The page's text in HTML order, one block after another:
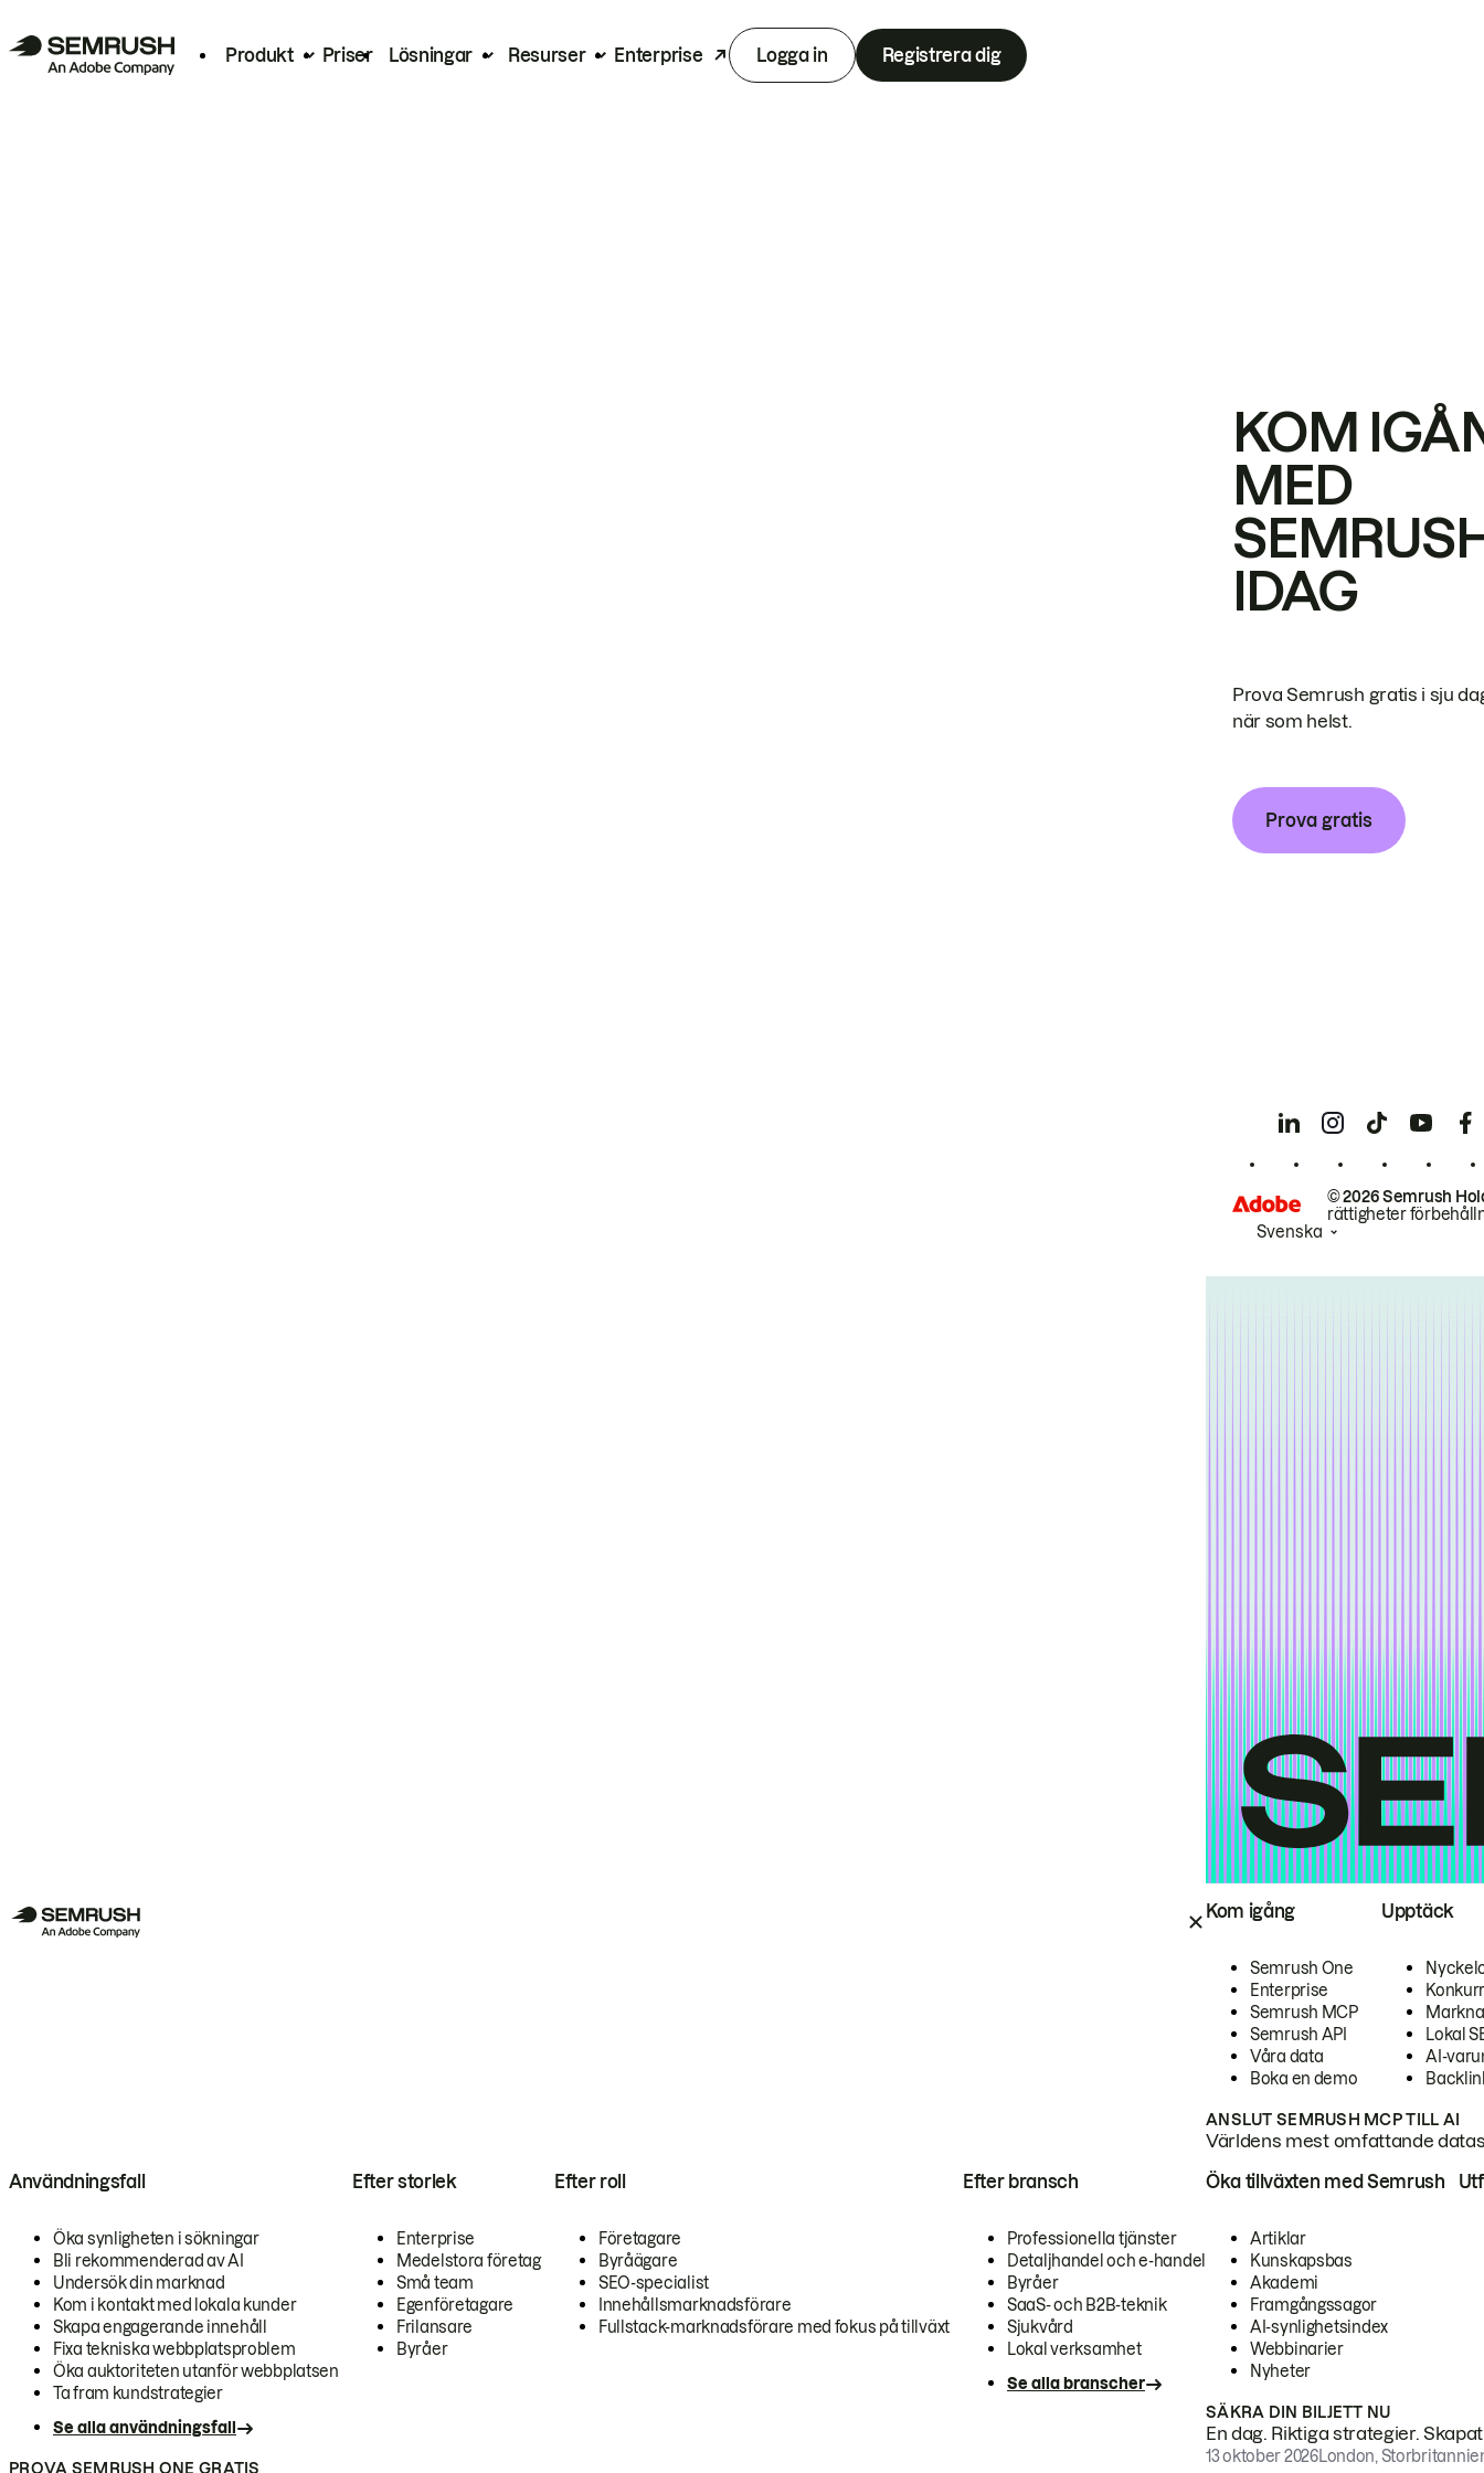
Produkt Priser Lösningar Resurser Enterprise Logga in Registrera dig
Kom igång
Semrush One
Enterprise
Semrush MCP
Semrush API
Våra data
Boka en demo
Upptäck
Lokal
AI-
ANSLUT SEMRUSH MCP TILL AI
Världens mest omfattande
Användningsfall
Öka synligheten i sökningar
Bli rekommenderad av AI
Undersök din marknad
Kom i kontakt med lokala kunder
Skapa engagerande innehåll
Fixa tekniska webbplatsproblem
Öka auktoriteten utanför webbplatsen
Ta fram kundstrategier
Se alla användningsfall
Efter storlek
Enterprise
Medelstora företag
Små team
Egenföretagare
Frilansare
Byråer
Efter roll
Företagare
Byråägare
SEO-specialist
Innehållsmarknadsförare
Fullstack-marknadsförare med fokus på tillväxt
Efter bransch
Professionella tjänster
Detaljhandel och e-handel
Byråer
SaaS- och B2B-teknik
Sjukvård
Lokal verksamhet
Se alla branscher
PROVA SEMRUSH ONE GRATIS
Öka tillväxten med Semrush
Artiklar
Kunskapsbas
Akademi
Framgångssagor
AI-synlighetsindex
Webbinarier
Nyheter
SÄKRA DIN BILJETT NU
En dag. Riktiga strategier.
13 oktober 2026London,
KOM
MED
IDAG
Prova Semrush gratis i sju
när som helst.
Prova gratis
© 2026 Semrush
rättigheter
Svenska